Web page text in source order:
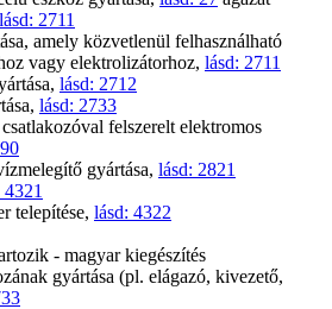
lásd: 2711
amely közvetlenül felhasználható
vagy elektrolizátorhoz, lásd: 2711
lásd: 2712
lásd: 2733
felszerelt elektromos
gyártása, lásd: 2821
telepítése, lásd: 4322
- magyar kiegészítés
gyártása (pl. elágazó, kivezető,